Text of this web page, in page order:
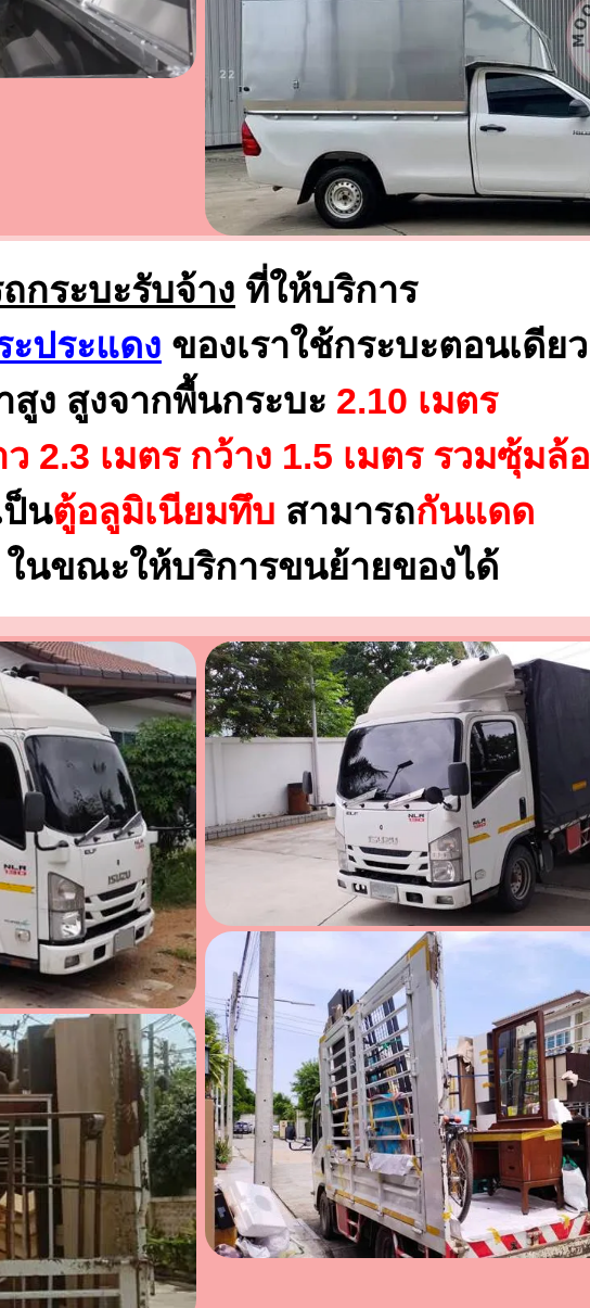
กระบะรับจ้าง ที่ให้บริการ
ะประแดง ของเราใช้กระบะตอนเดียว
สูง สูงจากพื้นกระบะ 2.10 เมตร
ว 2.3 เมตร กว้าง 1.5 เมตร รวมซุ้มล้อ
นตู้อลูมิเนียมทึบ สามารถกันแดด
นขณะให้บริการขนย้ายของได้